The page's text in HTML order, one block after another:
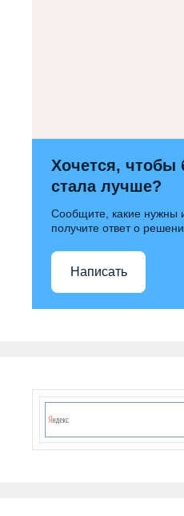
Хочется, чтобы
стала лучше?
Сообщите, какие нужны
получите ответ о
Написать